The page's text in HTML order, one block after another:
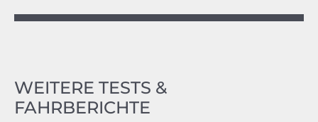
WEITERE TESTS &
FAHRBERICHTE